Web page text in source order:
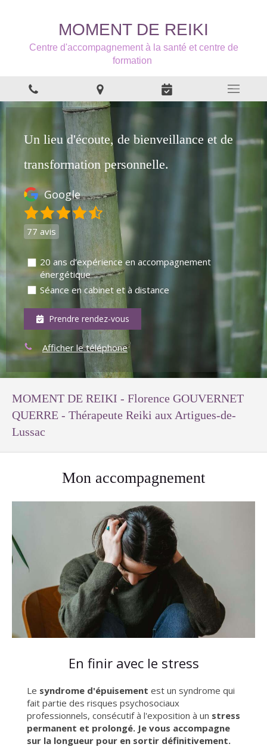
MOMENT DE REIKI
Centre d'accompagnement à la santé et centre de
formation
Un lieu d'écoute, de bienveillance et de
transformation personnelle.
Google
77 avis
20 ans d’expérience en accompagnement
énergétique
Séance en cabinet et à distance
Prendre rendez-vous
Afficher le téléphone
MOMENT DE REIKI - Florence GOUVERNET
QUERRE - Thérapeute Reiki aux Artigues-de-
Lussac
Mon accompagnement
En finir avec le stress
Le syndrome d'épuisement est un syndrome qui
fait partie des risques psychosociaux
professionnels, consécutif à l'exposition à un stress
permanent et prolongé. Je vous accompagne
sur la longueur pour en sortir définitivement.